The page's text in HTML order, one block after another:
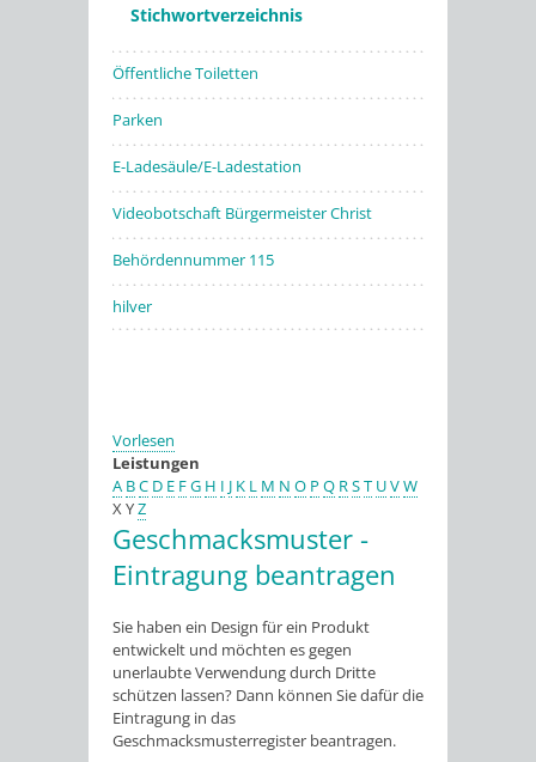
Stichwortverzeichnis
Öffentliche Toiletten
Parken
E-Ladesäule/E-Ladestation
Videobotschaft Bürgermeister Christ
Behördennummer 115
hilver
Vorlesen
Leistungen
A BC D E FG H I J K L M N O P Q RST UVW
XYZ
Geschmacksmuster -
Eintragung beantragen
Sie haben ein Design für ein Produkt
entwickelt und möchten es gegen
unerlaubte Verwendung durch Dritte
schützen lassen? Dann können Sie dafür die
Eintragung in das
Geschmacksmusterregister beantragen.